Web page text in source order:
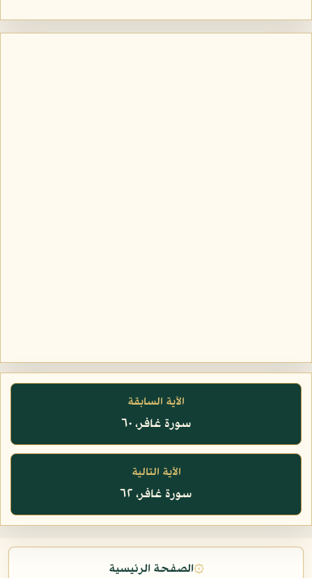
الآية السابقة
سورة غافر، ٦٠
الآية التالية
سورة غافر، ٦٢
۞الصفحة الرئيسية